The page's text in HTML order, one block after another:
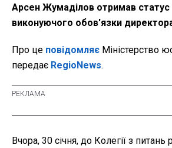
Арсен Жумаділов отримав
виконуючого обов'язки
Про це повідомляє Міністерство
передає RegioNews.
Вчора, 30 січня, до Колегії з питань